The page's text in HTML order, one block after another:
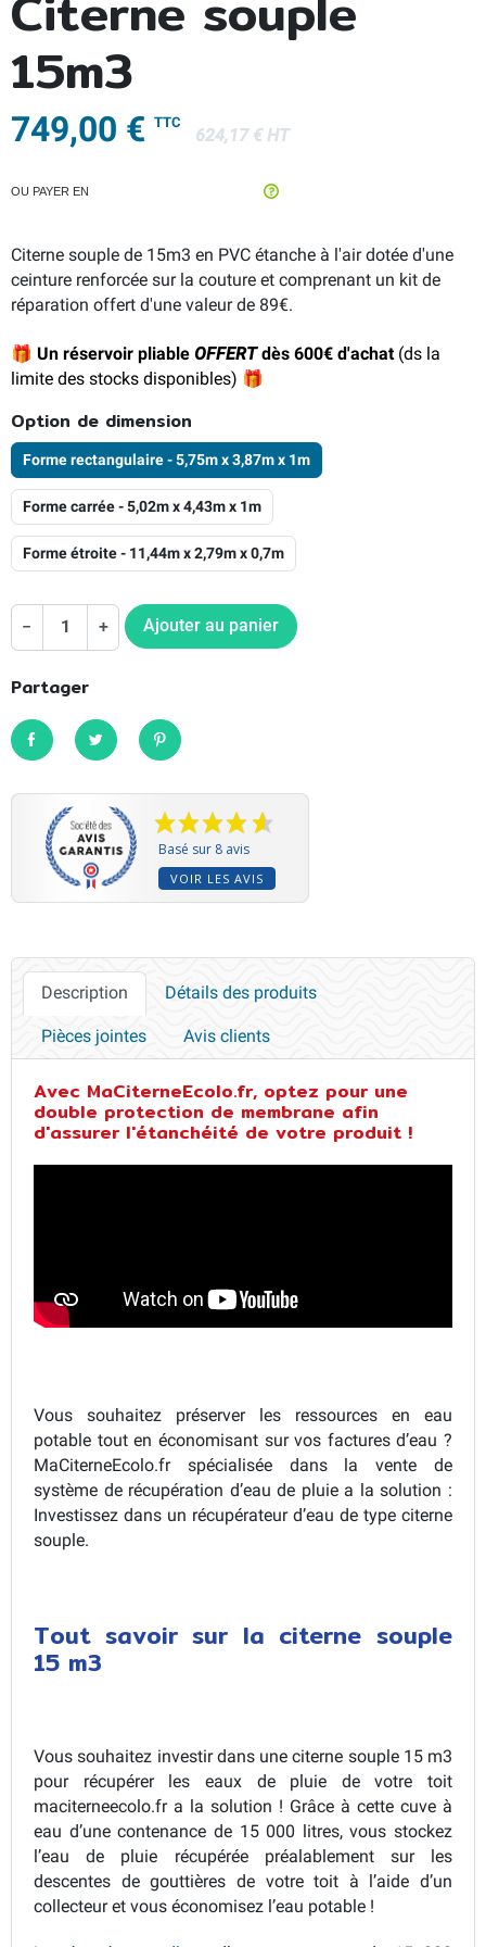
15m3
749,00 € TTC
624,17 € HT
OU PAYER EN
Citerne souple de 15m3 en PVC étanche à l'air dotée d'une
ceinture renforcée sur la couture et comprenant un kit de
réparation offert d'une valeur de 89€.
🎁 Un réservoir pliable OFFERTdès 600€ d'achat (ds la
limite des stocks disponibles) 🎁
Option de dimension
Forme rectangulaire - 5,75m x 3,87m x 1m
Forme carrée - 5,02m x 4,43m x 1m
Forme étroite - 11,44m x 2,79m x 0,7m
− + Ajouter au panier
Partager
PartagerTweet Pinterest
Basé sur 8 avis
VOIR LES AVIS
Description Détails des produits
Pièces jointes Avis clients
Avec MaCiterneEcolo.fr, optez pour une
double protection de membrane afin
d'assurer l'étanchéité de votre produit !
Vous souhaitez préserver les ressources en eau
potable tout en économisant sur vos factures d’eau ?
MaCiterneEcolo.fr spécialisée dans la vente de
système de récupération d’eau de pluie a la solution :
Investissez dans un récupérateur d’eau de type citerne
souple.
Tout savoir sur la citerne souple
15 m3
Vous souhaitez investir dans une citerne souple 15 m3
pour récupérer les eaux de pluie de votre toit
maciterneecolo.fr a la solution ! Grâce à cette cuve à
eau d’une contenance de 15 000 litres, vous stockez
l’eau de pluie récupérée préalablement sur les
descentes de gouttières de votre toit à l’aide d’un
collecteur et vous économisez l’eau potable !